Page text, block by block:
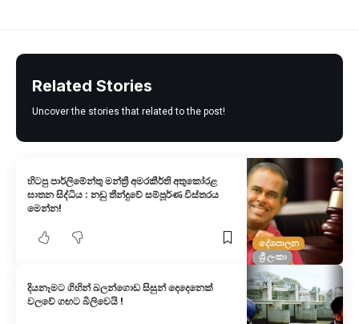
Related Stories
Uncover the stories that related to the post!
දේශපාලන
ශ්‍රී ලංකා
හිටපු පාර්ලිමේන්තු මන්ත්‍රී අමරකීර්ති අතුකෝරළ
ඝාතන සිද්ධිය : නඩු තීන්දුවේ සම්පූර්ණ විස්තරය
මෙන්න!
දියනෑමට ගිහින් බලන්ගොඩ සිසුන් දෙදෙනෙක්
වලවේ ගඟට බිලිවෙයි !